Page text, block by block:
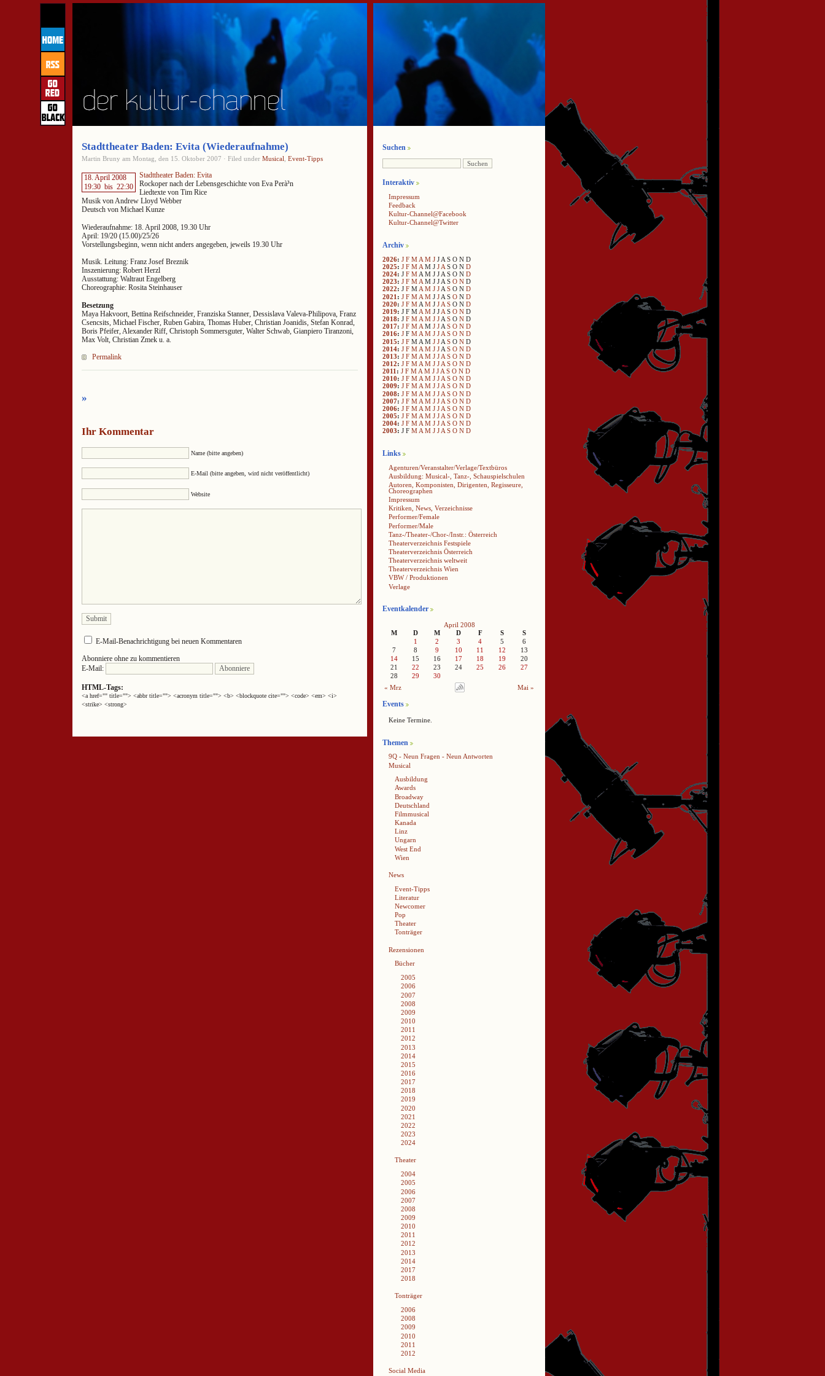
Stadttheater Baden: Evita (Wiederaufnahme)
Martin Bruny am Montag, den 15. Oktober 2007 · Filed under Musical Event-Tipps
18. April 2008
19:30 bis 22:30
Stadttheater Baden: Evita
Rockoper nach der Lebensgeschichte von Eva Perà³n
Liedtexte von Tim Rice
Musik von Andrew Lloyd Webber
Deutsch von Michael Kunze
Wiederaufnahme: 18. April 2008, 19.30 Uhr
April: 19/20 (15.00)/25/26
Vorstellungsbeginn, wenn nicht anders angegeben, jeweils 19.30 Uhr
Musik. Leitung: Franz Josef Breznik
Inszenierung: Robert Herzl
Ausstattung: Waltraut Engelberg
Choreographie: Rosita Steinhauser
Besetzung
Maya Hakvoort, Bettina Reifschneider, Franziska Stanner, Dessislava Valeva-Philipova, Franz
Csencsits, Michael Fischer, Ruben Gabira, Thomas Huber, Christian Joanidis, Stefan Konrad,
Boris Pfeifer, Alexander Riff, Christoph Sommersguter, Walter Schwab, Gianpiero Tiranzoni,
Max Volt, Christian Zmek u. a.
Permalink
»
Ihr Kommentar
Name (bitte angeben)
E-Mail (bitte angeben, wird nicht veröffentlicht)
Website
E-Mail-Benachrichtigung bei neuen Kommentaren
Abonniere ohne zu kommentieren
E-Mail:
HTML-Tags:
<a href="" title=""> <abbr title=""> <acronym title=""> <b> <blockquote cite=""> <code> <em> <i>
<strike> <strong>
Suchen
Interaktiv
Impressum
Feedback
Kultur-Channel@Facebook
Kultur-Channel@Twitter
Archiv
2026: J F M A M J J A S O N D
2025: J F M A M J J A S O N D
2024: J F M A M J J A S O N D
2023: J F M A M J J A S O N D
2022: J F MA M J JA S O N D
2021 : J F M A M J J A S O N D
2020: J F M A M J J A S O N D
2019: J F M A M J J A S O N D
2018: J F M A M J J A S O N D
2017: J F M A M J J A S O N D
2016: J F M A M J J A S O N D
2015: J F M A M J J A S O N D
2014: J F M A M J J A S O N D
2013: J F M A M J J A S O N D
2012: J F M A M J J A S O N D
2011 : J F M A M J J A S O N D
2010: J F M A M J J A S O N D
2009: J F MA M J JA S O N D
2008: J F M A M J J A S O N D
2007: J F M A M J J A S O N D
2006: J F M A M J J A S O N D
2005: J F M A M J J A S O N D
2004: J F M A M J J A S O N D
2003: J F M A M J J A S O N D
Links
Agenturen/Veranstalter/Verlage/Textbüros
Ausbildung: Musical-, Tanz-, Schauspielschulen
Autoren, Komponisten, Dirigenten, Regisseure,
Choreographen
Impressum
Kritiken, News, Verzeichnisse
Performer/Female
Performer/Male
Tanz-/Theater-/Chor-/Instr.: Österreich
Theaterverzeichnis Festspiele
Theaterverzeichnis Österreich
Theaterverzeichnis weltweit
Theaterverzeichnis Wien
VBW / Produktionen
Verlage
Eventkalender
April 2008
M
D M D F S
S
1
2 3 4 5
6
7
8 9 10 11 12
13
14
15 16 17 18 19
20
21
22 23 24 25 26
27
28
29
30
« Mrz
Mai »
Events
Keine Termine.
Themen
9Q - Neun Fragen - Neun Antworten
Musical
Ausbildung
Awards
Broadway
Deutschland
Filmmusical
Kanada
Linz
Ungarn
West End
Wien
News
Event-Tipps
Literatur
Newcomer
Pop
Theater
Tonträger
Rezensionen
Bücher
2005
2006
2007
2008
2009
2010
2011
2012
2013
2014
2015
2016
2017
2018
2019
2020
2021
2022
2023
2024
Theater
2004
2005
2006
2007
2008
2009
2010
2011
2012
2013
2014
2017
2018
Tonträger
2006
2008
2009
2010
2011
2012
Social Media